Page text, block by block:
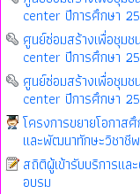
center ปีการศึกษา
ศูนย์ซ่อมสร้างเพื่อชุม
center ปีการศึกษา
ศูนย์ซ่อมสร้างเพื่อชุม
center ปีการศึกษา
โครงการขยายโอกาส
และพัฒนาทักษะวิชาชีพ
สถิติผู้เข้ารับบริการแล
อบรม